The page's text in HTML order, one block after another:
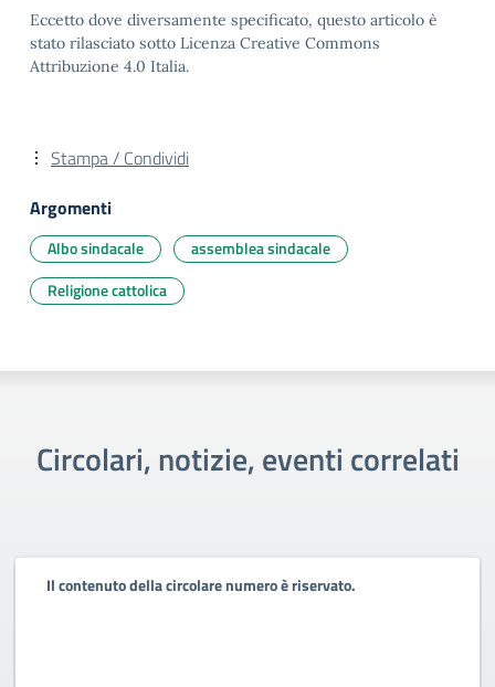
Eccetto dove diversamente specificato, questo articolo è
stato rilasciato sotto Licenza Creative Commons
Attribuzione 4.0 Italia.
Stampa / Condividi
Argomenti
Albo sindacale
assemblea sindacale
Religione cattolica
Circolari, notizie, eventi correlati
Il contenuto della circolare numero è riservato.